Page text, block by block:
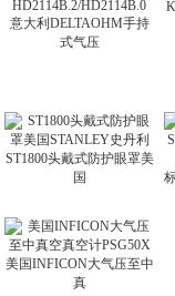
意大利DELTAOHM手持
式气压
ST1800头戴式防护眼罩美
国
美国INFICON大气压至中
真